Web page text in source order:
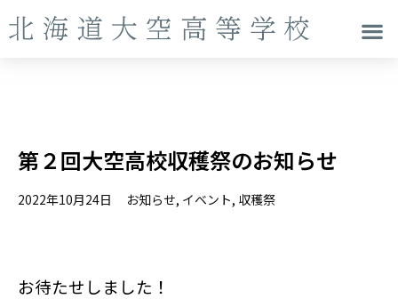
第２回大空高校収穫祭のお知らせ
2022年10月24日 お知らせ, イベント, 収穫祭
お待たせしました！